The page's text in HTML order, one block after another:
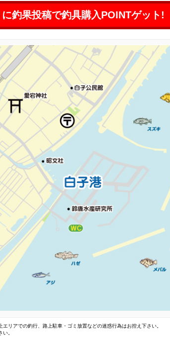
に釣果投稿で釣具購入POINTゲット!
リアでの釣行、路上駐車・ゴミ放置などの迷惑行為はお控え下さい。
。